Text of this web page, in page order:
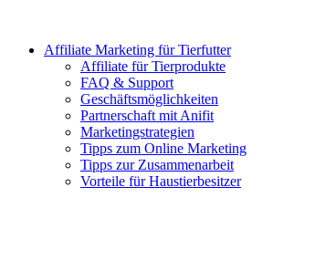
Affiliate Marketing für Tierfutter
Affiliate für Tierprodukte
FAQ & Support
Geschäftsmöglichkeiten
Partnerschaft mit Anifit
Marketingstrategien
Tipps zum Online Marketing
Tipps zur Zusammenarbeit
Vorteile für Haustierbesitzer